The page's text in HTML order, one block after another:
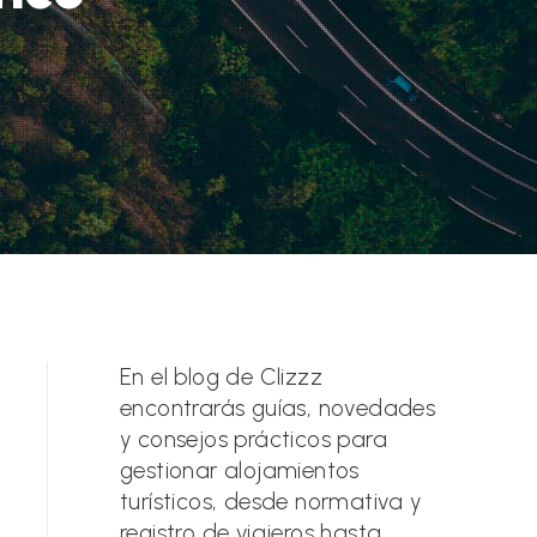
En el blog de Clizzz
encontrarás guías, novedades
y consejos prácticos para
gestionar alojamientos
turísticos, desde normativa y